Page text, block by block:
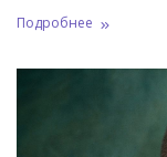
Подробнее